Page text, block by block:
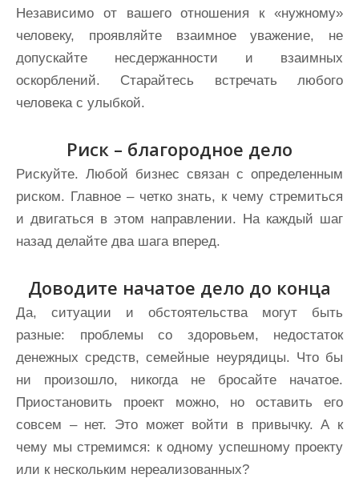
Независимо от вашего отношения к «нужному»
человеку, проявляйте взаимное уважение, не
допускайте несдержанности и взаимных
оскорблений. Старайтесь встречать любого
человека с улыбкой.
Риск – благородное дело
Рискуйте. Любой бизнес связан с определенным
риском. Главное – четко знать, к чему стремиться
и двигаться в этом направлении. На каждый шаг
назад делайте два шага вперед.
Доводите начатое дело до конца
Да, ситуации и обстоятельства могут быть
разные: проблемы со здоровьем, недостаток
денежных средств, семейные неурядицы. Что бы
ни произошло, никогда не бросайте начатое.
Приостановить проект можно, но оставить его
совсем – нет. Это может войти в привычку. А к
чему мы стремимся: к одному успешному проекту
или к нескольким нереализованных?